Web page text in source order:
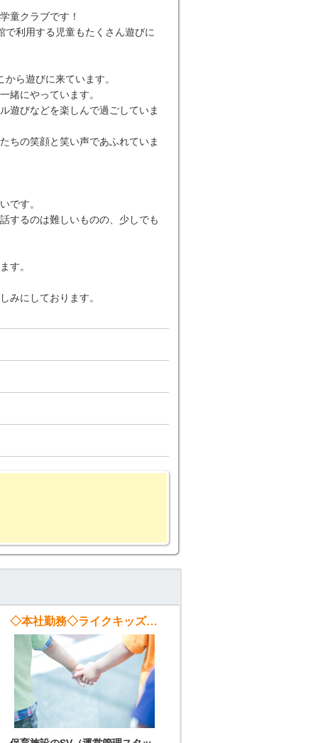
童クラブです！
で利用する児童もたくさん遊びに
ら遊びに来ています。
緒にやっています。
遊びなどを楽しんで過ごしていま
ちの笑顔と笑い声であふれていま
です。
するのは難しいものの、少しでも
す。
みにしております。
◇本社勤務◇ライクキッズ株式会社【スーパーバイザー】